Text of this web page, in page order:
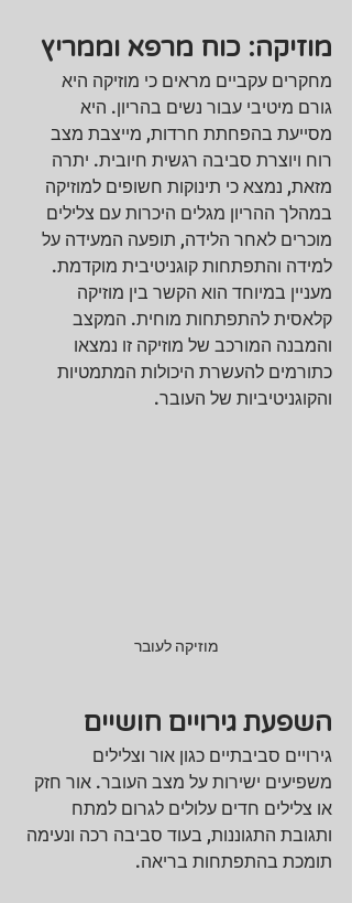
מוזיקה: כוח מרפא וממריץ
מחקרים עקביים מראים כי מוזיקה היא
גורם מיטיבי עבור נשים בהריון. היא
מסייעת בהפחתת חרדות, מייצבת מצב
רוח ויוצרת סביבה רגשית חיובית. יתרה
מזאת, נמצא כי תינוקות חשופים למוזיקה
במהלך ההריון מגלים היכרות עם צלילים
מוכרים לאחר הלידה, תופעה המעידה על
למידה והתפתחות קוגניטיבית מוקדמת.
מעניין במיוחד הוא הקשר בין מוזיקה
קלאסית להתפתחות מוחית. המקצב
והמבנה המורכב של מוזיקה זו נמצאו
כתורמים להעשרת היכולות המתמטיות
והקוגניטיביות של העובר.
מוזיקה לעובר
השפעת גירויים חושיים
גירויים סביבתיים כגון אור וצלילים
משפיעים ישירות על מצב העובר. אור חזק
או צלילים חדים עלולים לגרום למתח
ותגובת התגוננות, בעוד סביבה רכה ונעימה
תומכת בהתפתחות בריאה.